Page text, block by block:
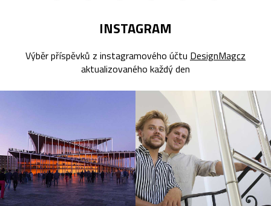
INSTAGRAM
Výběr příspěvků z instagramového účtu DesignMagcz
aktualizovaného každý den